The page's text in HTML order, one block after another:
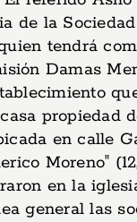
de la
tendrá
Damas
propiedad
en calle
Moreno"
en la
general las